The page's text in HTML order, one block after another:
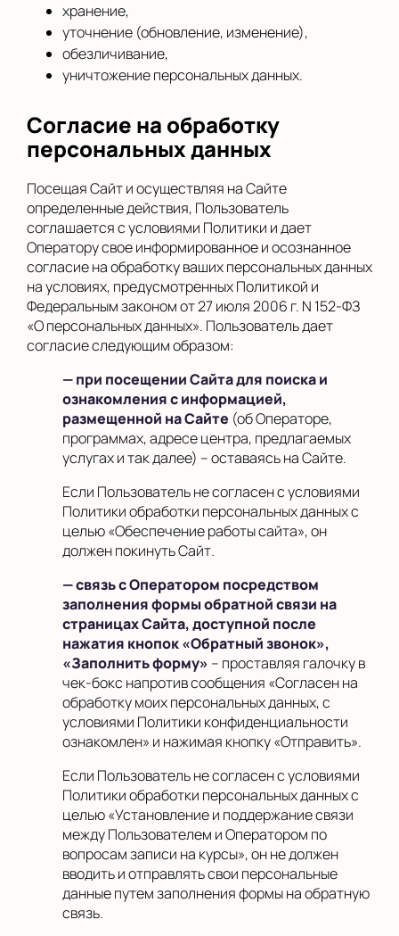
хранение,
уточнение (обновление, изменение),
обезличивание,
уничтожение персональных данных.
Согласие на обработку
персональных данных
Посещая Сайт и осуществляя на Сайте
определенные действия, Пользователь
соглашается с условиями Политики и дает
Оператору свое информированное и осознанное
согласие на обработку ваших персональных данных
на условиях, предусмотренных Политикой и
Федеральным законом от 27 июля 2006 г. N 152-ФЗ
«О персональных данных». Пользователь дает
согласие следующим образом:
— при посещении Сайта для поиска и
ознакомления с информацией,
размещенной на Сайте (об Операторе,
программах, адресе центра, предлагаемых
услугах и так далее) – оставаясь на Сайте.
Если Пользователь не согласен с условиями
Политики обработки персональных данных с
целью «Обеспечение работы сайта», он
должен покинуть Сайт.
— связь с Оператором посредством
заполнения формы обратной связи на
страницах Сайта, доступной после
нажатия кнопок «Обратный звонок»,
«Заполнить форму» – проставляя галочку в
чек-бокс напротив сообщения «Согласен на
обработку моих персональных данных, с
условиями Политики конфиденциальности
ознакомлен» и нажимая кнопку «Отправить».
Если Пользователь не согласен с условиями
Политики обработки персональных данных с
целью «Установление и поддержание связи
между Пользователем и Оператором по
вопросам записи на курсы», он не должен
вводить и отправлять свои персональные
данные путем заполнения формы на обратную
связь.